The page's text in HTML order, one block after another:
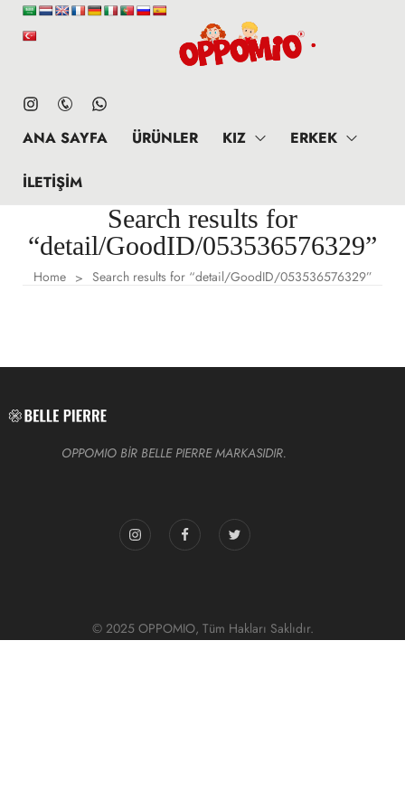
ANA SAYFA ÜRÜNLER KIZ ERKEK
İLETIŞIM
Search results for
“detail/GoodID/053536576329”
Home > Search results for “detail/GoodID/053536576329”
OPPOMIO BİR BELLE PIERRE MARKASIDIR.
© 2025 OPPOMIO, Tüm Hakları Saklıdır.